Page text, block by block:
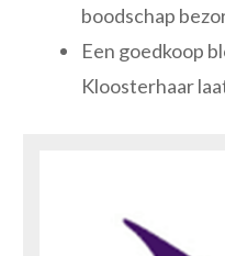
boodschap
Een goedkoop
Kloosterhaar